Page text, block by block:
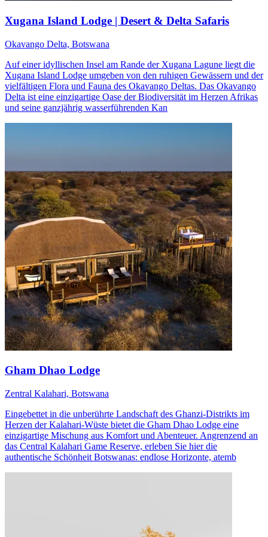
Xugana Island Lodge | Desert & Delta Safaris
Okavango Delta, Botswana
Auf einer idyllischen Insel am Rande der Xugana Lagune liegt die
Xugana Island Lodge umgeben von den ruhigen Gewässern und der
vielfältigen Flora und Fauna des Okavango Deltas. Das Okavango
Delta ist eine einzigartige Oase der Biodiversität im Herzen Afrikas
und seine ganzjährig wasserführenden Kan
Gham Dhao Lodge
Zentral Kalahari, Botswana
Eingebettet in die unberührte Landschaft des Ghanzi-Distrikts im
Herzen der Kalahari-Wüste bietet die Gham Dhao Lodge eine
einzigartige Mischung aus Komfort und Abenteuer. Angrenzend an
das Central Kalahari Game Reserve, erleben Sie hier die
authentische Schönheit Botswanas: endlose Horizonte, atemb